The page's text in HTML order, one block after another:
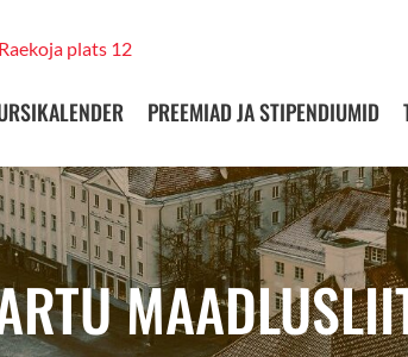
Raekoja plats 12
PREEMIAD JA STIPENDIUMID